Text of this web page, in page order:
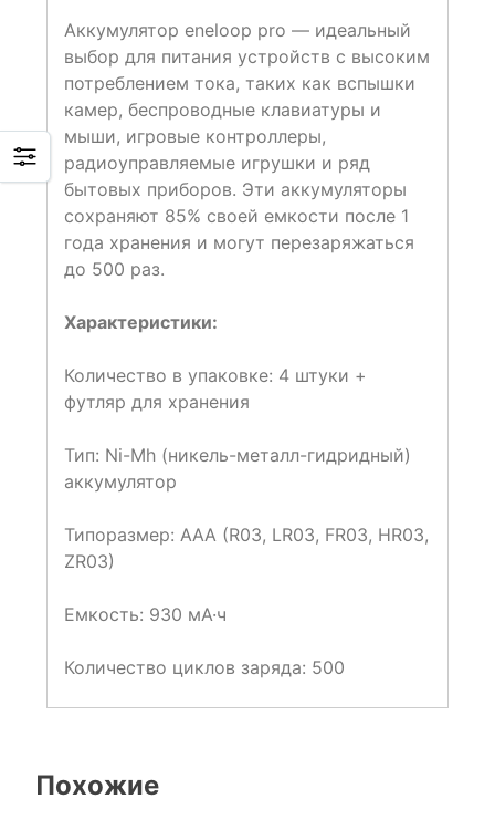
Аккумулятор eneloop pro — идеальный
выбор для питания устройств с высоким
потреблением тока, таких как вспышки
камер, беспроводные клавиатуры и
мыши, игровые контроллеры,
радиоуправляемые игрушки и ряд
бытовых приборов. Эти аккумуляторы
сохраняют 85% своей емкости после 1
года хранения и могут перезаряжаться
до 500 раз.
Характеристики:
Количество в упаковке: 4 штуки +
футляр для хранения
Тип: Ni-Mh (никель-металл-гидридный)
аккумулятор
Типоразмер: AAA (R03, LR03, FR03, HR03,
ZR03)
Емкость: 930 мА·ч
Количество циклов заряда: 500
Похожие